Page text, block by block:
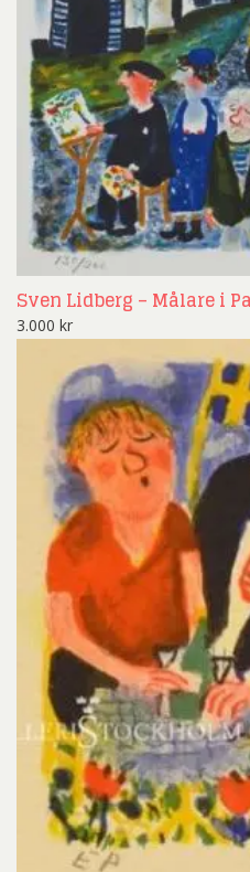
Sven Lidberg – Målare i
3.000 kr